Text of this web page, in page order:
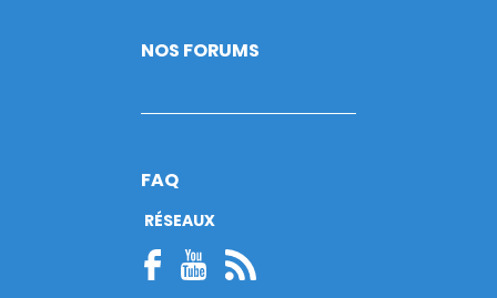
NOS FORUMS
FAQ
RÉSEAUX